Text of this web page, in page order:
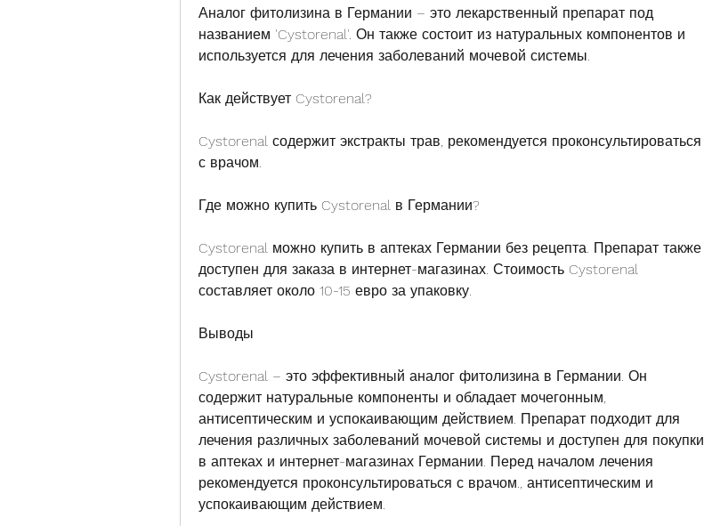
Аналог фитолизина в Германии – это лекарственный препарат под
названием 'Cystorenal'. Он также состоит из натуральных компонентов и
используется для лечения заболеваний мочевой системы.
Как действует Cystorenal?
Cystorenal содержит экстракты трав, рекомендуется проконсультироваться
с врачом.
Где можно купить Cystorenal в Германии?
Cystorenal можно купить в аптеках Германии без рецепта. Препарат также
доступен для заказа в интернет-магазинах. Стоимость Cystorenal
составляет около 10-15 евро за упаковку.
Выводы
Cystorenal – это эффективный аналог фитолизина в Германии. Он
содержит натуральные компоненты и обладает мочегонным,
антисептическим и успокаивающим действием. Препарат подходит для
лечения различных заболеваний мочевой системы и доступен для покупки
в аптеках и интернет-магазинах Германии. Перед началом лечения
рекомендуется проконсультироваться с врачом., антисептическим и
успокаивающим действием.